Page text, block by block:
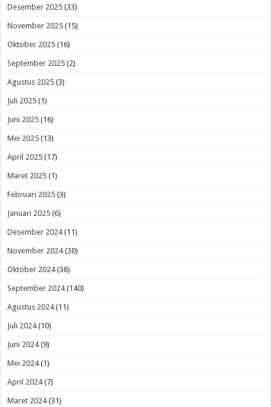
Desember 2025 (33)
November 2025 (15)
Oktober 2025 (16)
September 2025 (2)
Agustus 2025 (3)
Juli 2025 (1)
Juni 2025 (16)
Mei 2025 (13)
April 2025 (17)
Maret 2025 (1)
Februari 2025 (3)
Januari 2025 (6)
Desember 2024(11)
November 2024(30)
Oktober 2024(38)
September 2024(140)
Agustus 2024(11)
Juli 2024(10)
Juni 2024(9)
Mei 2024(1)
April 2024(7)
Maret 2024(31)